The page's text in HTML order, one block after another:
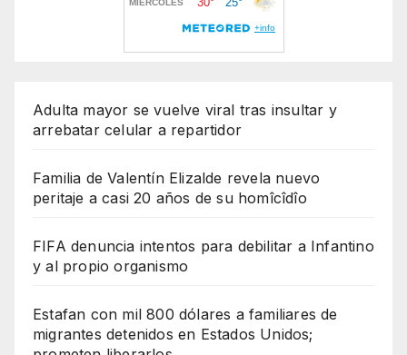
Adulta mayor se vuelve viral tras insultar y
arrebatar celular a repartidor
Familia de Valentín Elizalde revela nuevo
peritaje a casi 20 años de su homîcîdîo
FIFA denuncia intentos para debilitar a Infantino
y al propio organismo
Estafan con mil 800 dólares a familiares de
migrantes detenidos en Estados Unidos;